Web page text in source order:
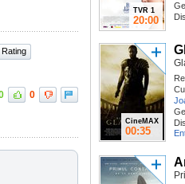
Rating
0
TVR 1
20:00
CineMAX
00:35